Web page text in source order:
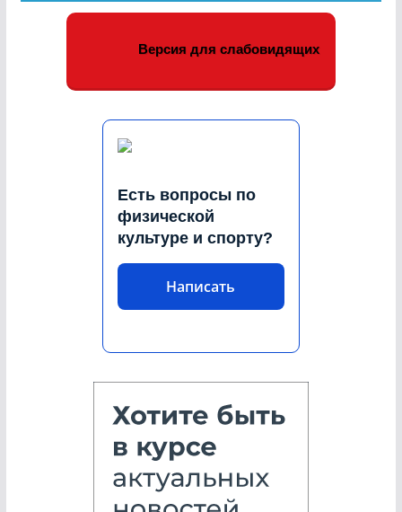
Версия для слабовидящих
Есть вопросы по
физической
культуре и спорту?
Написать